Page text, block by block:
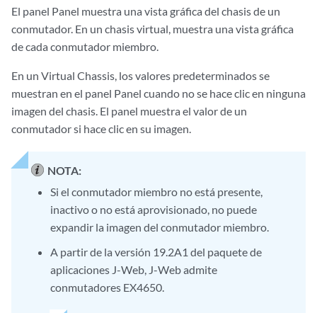
El panel Panel muestra una vista gráfica del chasis de un
conmutador. En un chasis virtual, muestra una vista gráfica
de cada conmutador miembro.
En un Virtual Chassis, los valores predeterminados se
muestran en el panel Panel cuando no se hace clic en ninguna
imagen del chasis. El panel muestra el valor de un
conmutador si hace clic en su imagen.
NOTA:
Si el conmutador miembro no está presente,
inactivo o no está aprovisionado, no puede
expandir la imagen del conmutador miembro.
A partir de la versión 19.2A1 del paquete de
aplicaciones J-Web, J-Web admite
conmutadores EX4650.